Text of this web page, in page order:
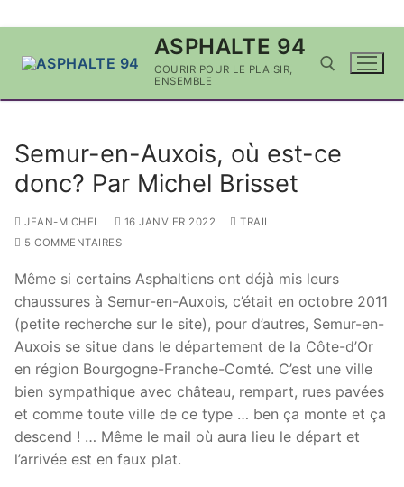
ASPHALTE 94
COURIR POUR LE PLAISIR,
ENSEMBLE
Semur-en-Auxois, où est-ce
donc? Par Michel Brisset
JEAN-MICHEL 16 JANVIER 2022
TRAIL
5 COMMENTAIRES
Même si certains Asphaltiens ont déjà mis leurs
chaussures à Semur-en-Auxois, c’était en octobre 2011
(petite recherche sur le site), pour d’autres, Semur-en-
Auxois se situe dans le département de la Côte-d’Or
en région Bourgogne-Franche-Comté. C’est une ville
bien sympathique avec château, rempart, rues pavées
et comme toute ville de ce type … ben ça monte et ça
descend ! … Même le mail où aura lieu le départ et
l’arrivée est en faux plat.